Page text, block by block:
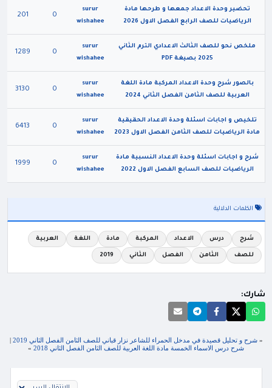
تحضير وحدة الاعداد جمعها و طرحها مادة
الرياضيات للصف الرابع الفصل الاول 2026
surur
wishahee
0
201
ملخص نحو للصف الثالث الاعدادي الترم الثاني
2025 بصيغة PDF
surur
wishahee
0
1289
بالصور شرح وحدة الاعداد المركبة مادة اللغة
العربية للصف الثامن الفصل الثاني 2024
surur
wishahee
0
3130
تلخيص و اجابات اسئلة وحدة الاعداد الحقيقية
مادة الرياضيات للصف الثامن الفصل الاول 2023
surur
wishahee
0
6413
شرح و اجابات اسئلة وحدة الاعداد النسبية مادة
الرياضيات للصف السابع الفصل الاول 2022
surur
wishahee
0
1999
الكلمات الدلالية
شرح درس الاعداد المركبة مادة اللغة العربية
للصف الثامن الفصل الثاني 2019
شارك:
«شرح و تحليل قصيدة في مدخل الحمراء للشاعر نزار قباني للصف الثامن الفصل الثاني 2019
|
شرح درس الاسماء الخمسة مادة اللغة العربية للصف الثامن الفصل الثاني 2018
»